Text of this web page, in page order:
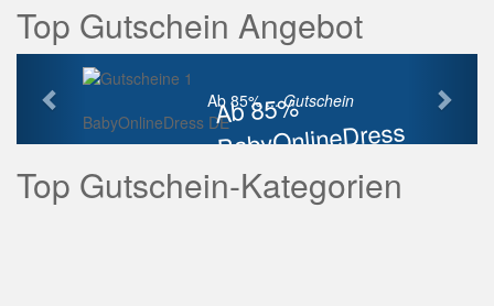
Top Gutschein Angebot
Ab 85%
BabyOnlineDress
Rabatt
Ab 85% ...Gutschein
BabyOnlineDress DE
Vorherige
Top Gutschein-Kategorien